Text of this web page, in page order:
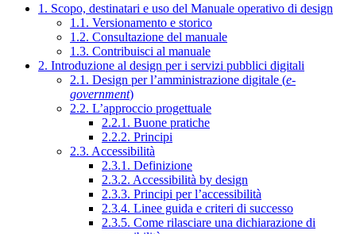
1. Scopo, destinatari e uso del Manuale operativo di design
1.1. Versionamento e storico
1.2. Consultazione del manuale
1.3. Contribuisci al manuale
2. Introduzione al design per i servizi pubblici digitali
2.1. Design per l’amministrazione digitale (e-
government)
2.2. L’approccio progettuale
2.2.1. Buone pratiche
2.2.2. Principi
2.3. Accessibilità
2.3.1. Definizione
2.3.2. Accessibilità by design
2.3.3. Principi per l’accessibilità
2.3.4. Linee guida e criteri di successo
2.3.5. Come rilasciare una dichiarazione di